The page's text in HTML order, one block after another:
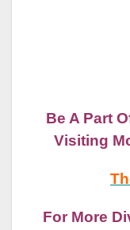
Be A Part
Visiting
For More